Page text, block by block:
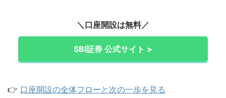
＼口座開設は無料／
SBI証券 公式サイト >
👉 口座開設の全体フローと次の一歩を見る